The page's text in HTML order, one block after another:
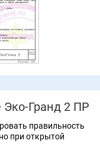
Эко-Гранд 2 ПР
правильность
при открытой